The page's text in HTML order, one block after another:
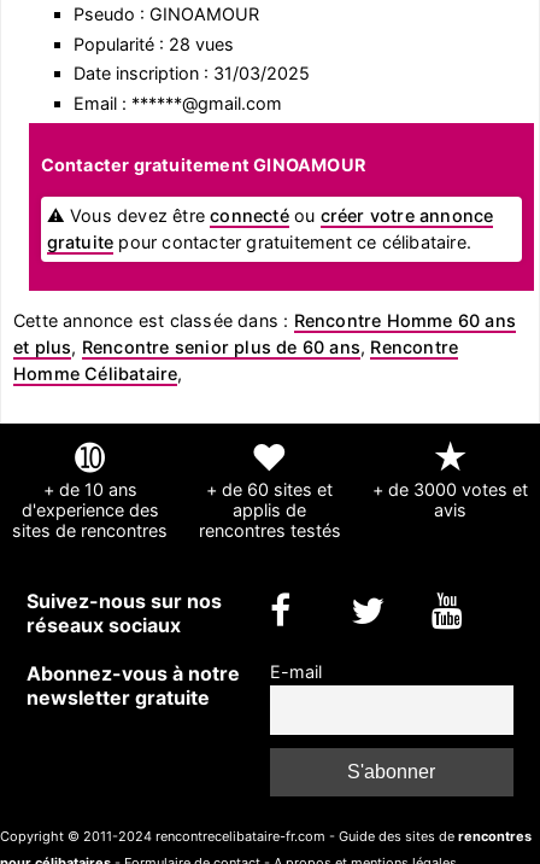
Pseudo : GINOAMOUR
Popularité : 28 vues
Date inscription : 31/03/2025
Email : ******@gmail.com
Contacter gratuitement GINOAMOUR
⚠ Vous devez êtreconnectéou créer votre annonce
gratuite pour contacter gratuitement ce célibataire.
Cette annonce est classée dans : Rencontre Homme 60 ans
et plus, Rencontre senior plus de 60 ans, Rencontre
Homme Célibataire,
➓
+ de 10 ans
d'experience des
sites de rencontres
❤
+ de 60 sites et
applis de
rencontres testés
★
+ de 3000 votes et
avis
Suivez-nous sur nos
réseaux sociaux
Abonnez-vous à notre
newsletter gratuite
E-mail
Copyright © 2011-2024 rencontrecelibataire-fr.com - Guide des sites de rencontres